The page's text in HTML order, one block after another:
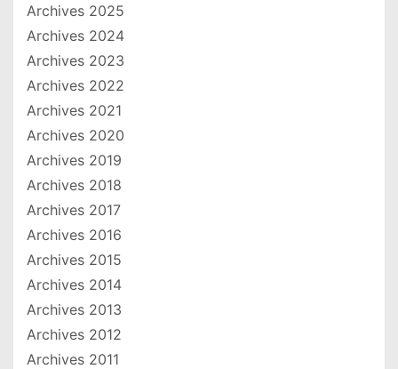
Archives 2025
Archives 2024
Archives 2023
Archives 2022
Archives 2021
Archives 2020
Archives 2019
Archives 2018
Archives 2017
Archives 2016
Archives 2015
Archives 2014
Archives 2013
Archives 2012
Archives 2011